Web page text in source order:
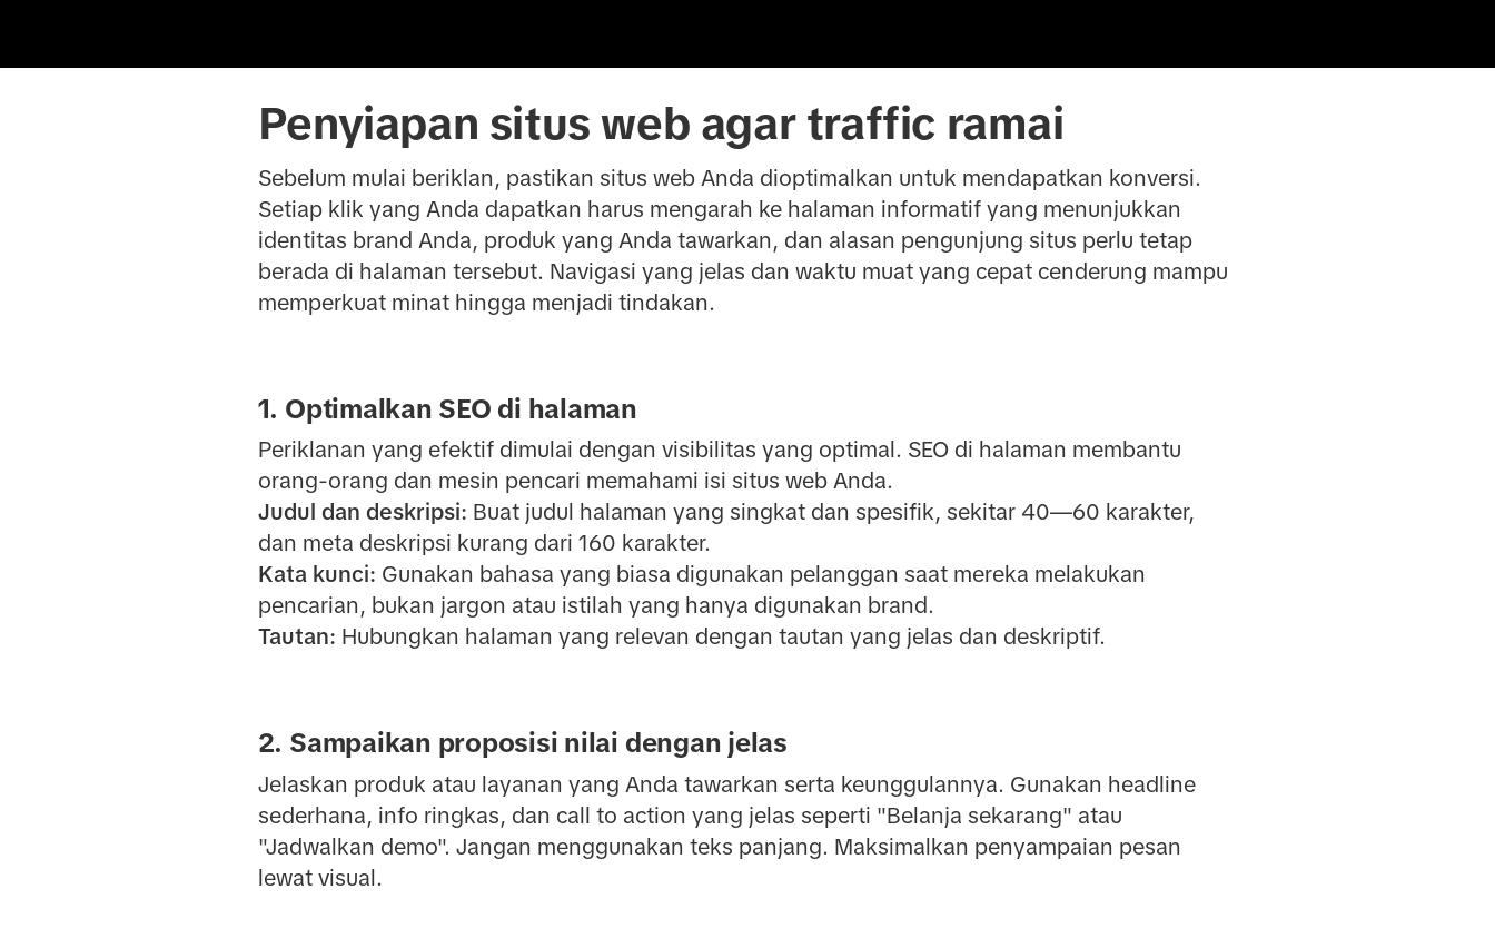
Penyiapan situs web agar traffic ramai
Sebelum mulai beriklan, pastikan situs web Anda dioptimalkan untuk mendapatkan konversi.
Setiap klik yang Anda dapatkan harus mengarah ke halaman informatif yang menunjukkan
identitas brand Anda, produk yang Anda tawarkan, dan alasan pengunjung situs perlu tetap
berada di halaman tersebut. Navigasi yang jelas dan waktu muat yang cepat cenderung mampu
memperkuat minat hingga menjadi tindakan.
1. Optimalkan SEO di halaman
Periklanan yang efektif dimulai dengan visibilitas yang optimal. SEO di halaman membantu
orang-orang dan mesin pencari memahami isi situs web Anda.
Judul dan deskripsi: Buat judul halaman yang singkat dan spesifik, sekitar 40—60 karakter,
dan meta deskripsi kurang dari 160 karakter.
Kata kunci: Gunakan bahasa yang biasa digunakan pelanggan saat mereka melakukan
pencarian, bukan jargon atau istilah yang hanya digunakan brand.
Tautan: Hubungkan halaman yang relevan dengan tautan yang jelas dan deskriptif.
2. Sampaikan proposisi nilai dengan jelas
Jelaskan produk atau layanan yang Anda tawarkan serta keunggulannya. Gunakan headline
sederhana, info ringkas, dan call to action yang jelas seperti "Belanja sekarang" atau
"Jadwalkan demo". Jangan menggunakan teks panjang. Maksimalkan penyampaian pesan
lewat visual.